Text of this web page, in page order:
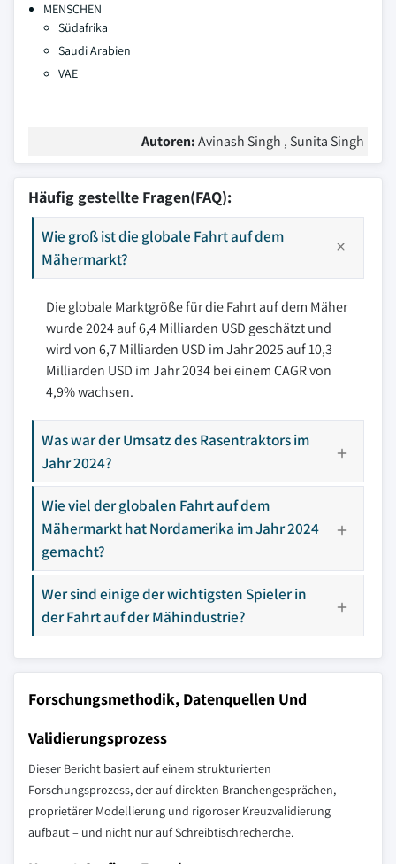
MENSCHEN
Südafrika
Saudi Arabien
VAE
Autoren:Avinash Singh , Sunita Singh
Häufig gestellte Fragen(FAQ):
Wie groß ist die globale Fahrt auf dem
Mähermarkt?
Die globale Marktgröße für die Fahrt auf dem Mäher
wurde 2024 auf 6,4 Milliarden USD geschätzt und
wird von 6,7 Milliarden USD im Jahr 2025 auf 10,3
Milliarden USD im Jahr 2034 bei einem CAGR von
4,9% wachsen.
Was war der Umsatz des Rasentraktors im
Jahr 2024?
Wie viel der globalen Fahrt auf dem
Mähermarkt hat Nordamerika im Jahr 2024
gemacht?
Wer sind einige der wichtigsten Spieler in
der Fahrt auf der Mähindustrie?
Forschungsmethodik, Datenquellen Und
Validierungsprozess
Dieser Bericht basiert auf einem strukturierten
Forschungsprozess, der auf direkten Branchengesprächen,
proprietärer Modellierung und rigoroser Kreuzvalidierung
aufbaut – und nicht nur auf Schreibtischrecherche.